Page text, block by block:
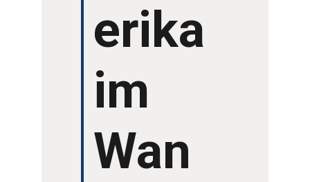
GRUSSWORTEerika
im
Wan